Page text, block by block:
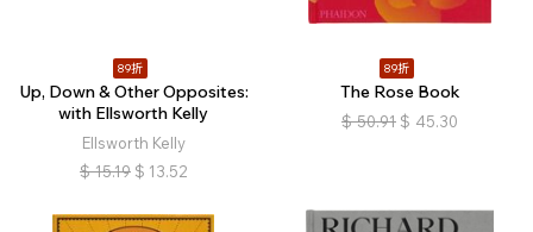
89折
Up, Down & Other Opposites:
with Ellsworth Kelly
Ellsworth Kelly
$ 15.19 $ 13.52
89折
The Rose Book
$ 50.91 $ 45.30